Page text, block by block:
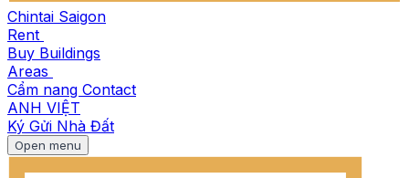
Chintai Saigon
Rent
Buy Buildings
Areas
Cẩm nang Contact
ANH VIỆT
Ký Gửi Nhà Đất
Open menu